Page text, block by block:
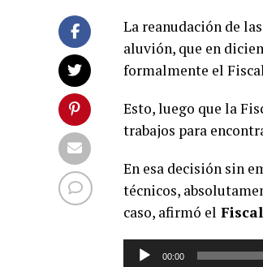
La reanudación de
aluvión, que en
formalmente el
Esto, luego que la
trabajos para
En esa decisión sin
técnicos,
caso, afirmó el
Reproductor
00:00